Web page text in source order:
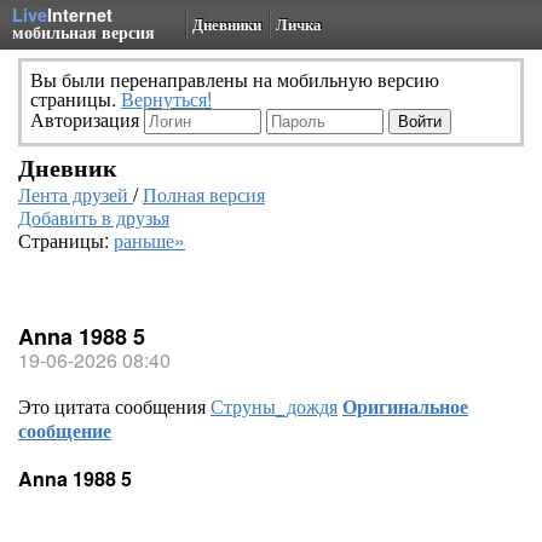
LiveInternet
мобильная версия Дневники Личка
Вы были перенаправлены на мобильную версию
страницы. Вернуться!
Авторизация
Дневник
Лента друзей /Полная версия
Добавить в друзья
Страницы: раньше»
Anna 1988 5
19-06-2026 08:40
Это цитата сообщенияСтруны_дождяОригинальное
сообщение
Anna 1988 5